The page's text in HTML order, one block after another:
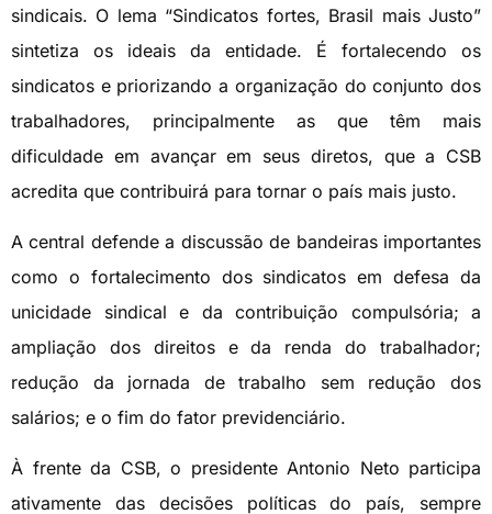
sindicais. O lema “Sindicatos fortes, Brasil mais Justo”
sintetiza os ideais da entidade. É fortalecendo os
sindicatos e priorizando a organização do conjunto dos
trabalhadores, principalmente as que têm mais
dificuldade em avançar em seus diretos, que a CSB
acredita que contribuirá para tornar o país mais justo.
A central defende a discussão de bandeiras importantes
como o fortalecimento dos sindicatos em defesa da
unicidade sindical e da contribuição compulsória; a
ampliação dos direitos e da renda do trabalhador;
redução da jornada de trabalho sem redução dos
salários; e o fim do fator previdenciário.
À frente da CSB, o presidente Antonio Neto participa
ativamente das decisões políticas do país, sempre